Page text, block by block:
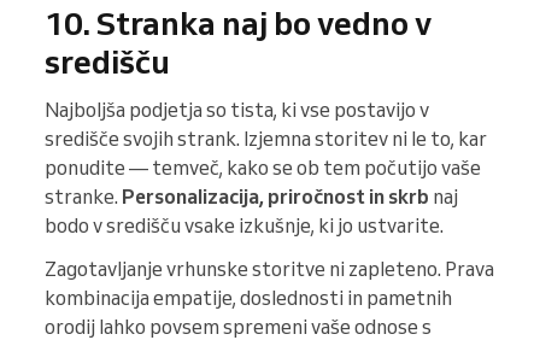
10. Stranka naj bo vedno v
središču
Najboljša podjetja so tista, ki vse postavijo v
središče svojih strank. Izjemna storitev ni le to, kar
ponudite — temveč, kako se ob tem počutijo vaše
stranke. Personalizacija, priročnost in skrb naj
bodo v središču vsake izkušnje, ki jo ustvarite.
Zagotavljanje vrhunske storitve ni zapleteno. Prava
kombinacija empatije, doslednosti in pametnih
orodij lahko povsem spremeni vaše odnose s